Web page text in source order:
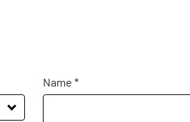
Name *